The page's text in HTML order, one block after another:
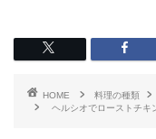
HOME 料理の種類
ヘルシオでローストチキ